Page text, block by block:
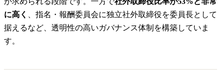
に高く
、指名・報酬委員会に独立社外取締役を委員長として
据えるなど、透明性の高いガバナンス体制を構築していま
す。